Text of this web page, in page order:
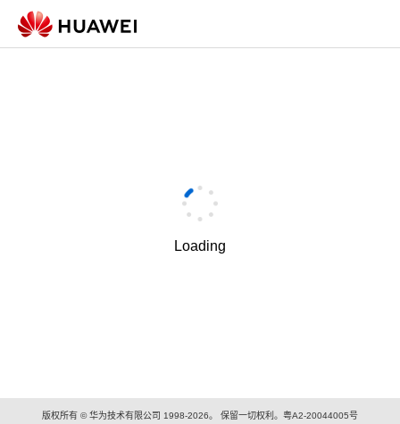
Loading
版权所有 © 华为技术有限公司 1998-2026。 保留一切权利。粤A2-20044005号